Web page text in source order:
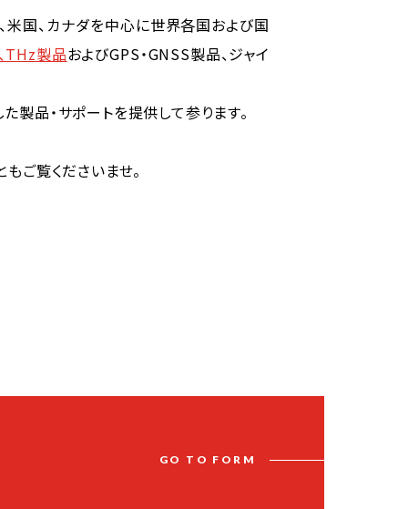
国、カナダを中心に世界各国および国
THz製品およびGPS・GNSS製品、ジャイ
製品・サポートを提供して参ります。
ご覧くださいませ。
G O T O F O R M